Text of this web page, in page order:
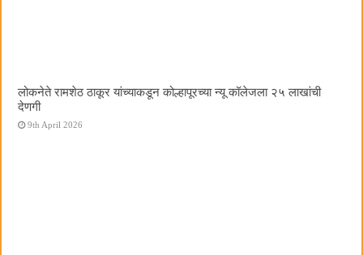
लोकनेते रामशेठ ठाकूर यांच्याकडून कोल्हापूरच्या न्यू कॉलेजला २५ लाखांची
देणगी
9th April 2026